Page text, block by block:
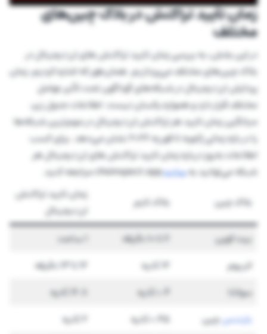
زمان تأیید تراکنش در بلاک چین‌های
مختلف
در این بخش، به بررسی زمان تایید تراکنش های ارز دیجیتال در
بلاک چین‌های مختلف می‌پردازیم. همان‌طور که اشاره کردیم، زمان
پردازش ارز دیجیتال در شبکه‌های گوناگون تحت تأثیر عوامل
مختلف قرار دارد و همواره یکسان نیست. اطلاعات جدول زیر،
میانگین زمان تایید هر تراکنش ارز دیجیتال در مهم‌ترین شبکه‌ها
را در بازه زمانی ژانویه تا فوریه 2026 نشان می‌دهد. برای کسب
اطلاعات به‌روز درباره زمان تایید تراکنش های ارز دیجیتال هر
شبکه می‌توانید بهسایتchainspect.app مراجعه کنید.
بلاک چین
بلاک تایم
زمان تایید تراکنش
ارز دیجیتال
بیت کوین
اتریوم
12 ثانیه
12 تا 13 دقیقه
سولانا
0.4 ثانیه
12.8 ثانیه
بایننسچین 0.45 ثانیه
2 ثانیه